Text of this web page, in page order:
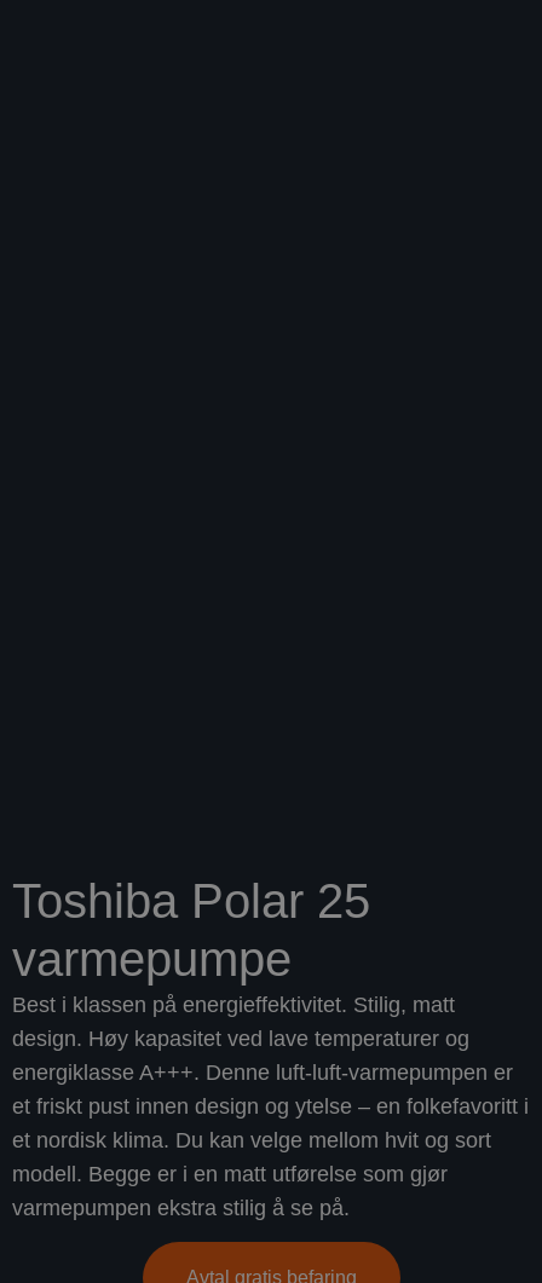
Toshiba Polar 25
varmepumpe
Best i klassen på energieffektivitet. Stilig, matt
design. Høy kapasitet ved lave temperaturer og
energiklasse A+++. Denne luft-luft-varmepumpen er
et friskt pust innen design og ytelse – en folkefavoritt i
et nordisk klima. Du kan velge mellom hvit og sort
modell. Begge er i en matt utførelse som gjør
varmepumpen ekstra stilig å se på.
Avtal gratis befaring